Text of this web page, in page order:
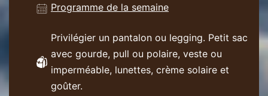
Programme de la semaine
Privilégier un pantalon ou legging. Petit sac
avec gourde, pull ou polaire, veste ou
imperméable, lunettes, crème solaire et
goûter.